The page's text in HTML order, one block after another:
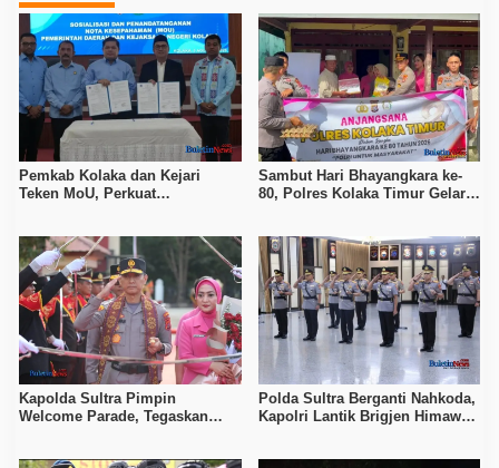
Pemkab Kolaka dan Kejari
Teken MoU, Perkuat
Sambut Hari Bhayangkara ke-
80, Polres Kolaka Timur Gelar
Kapolda Sultra Pimpin
Welcome Parade, Tegaskan
Polda Sultra Berganti Nahkoda,
Kapolri Lantik Brigjen Himawan